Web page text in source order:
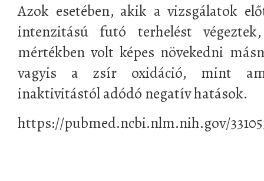
Azok esetében, akik a vizsgálatok
intenzitású futó terhelést
mértékben volt képes növekedni
vagyis a zsír oxidáció, mint
inaktivitástól adódó negatív hatások.
https://pubmed.ncbi.nlm.nih.gov/